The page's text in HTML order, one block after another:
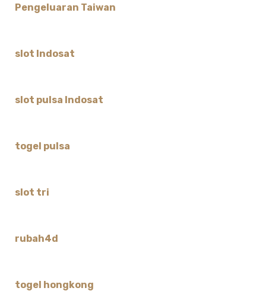
Pengeluaran Taiwan
slot Indosat
slot pulsa Indosat
togel pulsa
slot tri
rubah4d
togel hongkong